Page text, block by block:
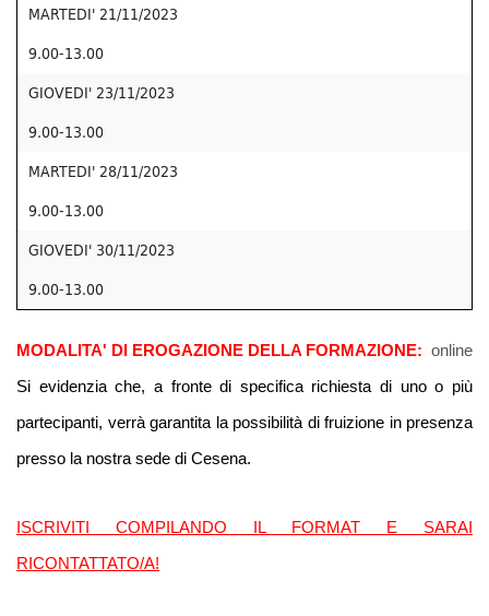
MARTEDI' 21/11/2023
9.00-13.00
GIOVEDI' 23/11/2023
9.00-13.00
MARTEDI' 28/11/2023
9.00-13.00
GIOVEDI' 30/11/2023
9.00-13.00
MODALITA' DI EROGAZIONE DELLA FORMAZIONE: online
Si evidenzia che, a fronte di specifica richiesta di uno o più
partecipanti, verrà garantita la possibilità di fruizione in presenza
presso la nostra sede di Cesena.
ISCRIVITI COMPILANDO IL FORMAT E SARAI
RICONTATTATO/A!